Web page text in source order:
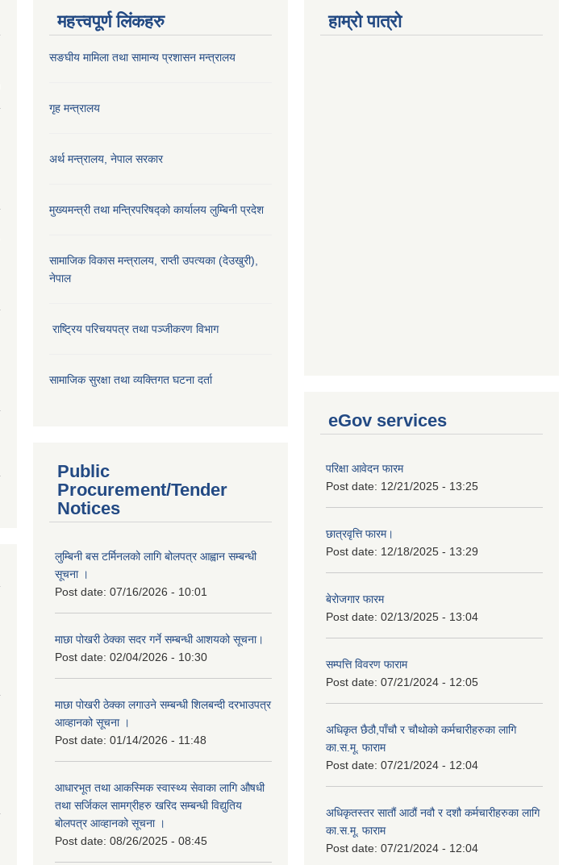
महत्त्वपूर्ण लिंकहरु
सङघीय मामिला तथा सामान्य प्रशासन मन्‍त्रालय
गृह मन्त्रालय
अर्थ मन्त्रालय, नेपाल सरकार
मुख्यमन्त्री तथा मन्त्रिपरिषद्को कार्यालय लुम्बिनी प्रदेश
सामाजिक विकास मन्‍‍त्रालय, राप्ती उपत्यका (देउखुरी),
नेपाल
राष्ट्रिय परिचयपत्र तथा पञ्जीकरण विभाग
सामाजिक सुरक्षा तथा व्यक्तिगत घटना दर्ता
Public
Procurement/Tender
Notices
लुम्बिनी बस टर्मिनलको लागि बोलपत्र आह्वान सम्बन्धी
सूचना ।
Post date: 07/16/2026 - 10:01
माछा पोखरी ठेक्का सदर गर्ने सम्बन्धी आशयको सूचना।
Post date: 02/04/2026 - 10:30
माछा पोखरी ठेक्का लगाउने सम्बन्धी शिलबन्दी दरभाउपत्र
आव्हानको सूचना ।
Post date: 01/14/2026 - 11:48
आधारभूत तथा आकस्मिक स्वास्थ्य सेवाका लागि औषधी
तथा सर्जिकल सामग्रीहरु खरिद सम्बन्धी विद्युतिय
बोलपत्र आव्हानको सूचना ।
Post date: 08/26/2025 - 08:45
हाम्रो पात्रो
eGov services
परिक्षा आवेदन फारम
Post date: 12/21/2025 - 13:25
छात्रवृत्ति फारम।
Post date: 12/18/2025 - 13:29
बेरोजगार फारम
Post date: 02/13/2025 - 13:04
सम्पत्ति विवरण फाराम
Post date: 07/21/2024 - 12:05
अधिकृत छैठौ,पाँचौ र चौथोको कर्मचारीहरुका लागि
का.स.मू. फाराम
Post date: 07/21/2024 - 12:04
अधिकृतस्तर सातौं आठौं नवौ र दशौ कर्मचारीहरुका लागि
का.स.मू. फाराम
Post date: 07/21/2024 - 12:04